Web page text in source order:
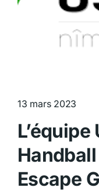
13 mars 2023
Escape